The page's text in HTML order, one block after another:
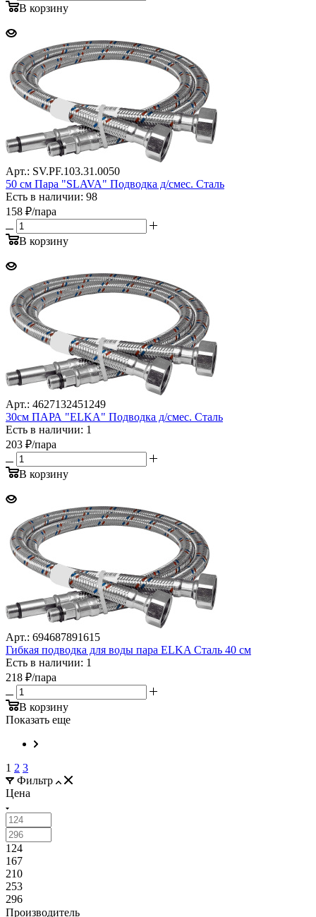
В корзину
Арт.: SV.PF.103.31.0050
50 см Пара "SLAVA" Подводка д/смес. Сталь
Есть в наличии: 98
158 ₽/пара
В корзину
Арт.: 4627132451249
30см ПАРА "ELKA" Подводка д/смес. Сталь
Есть в наличии: 1
203 ₽/пара
В корзину
Арт.: 694687891615
Гибкая подводка для воды пара ELKA Сталь 40 см
Есть в наличии: 1
218 ₽/пара
В корзину
Показать еще
1 2 3
Фильтр
Цена
124
167
210
253
296
Производитель